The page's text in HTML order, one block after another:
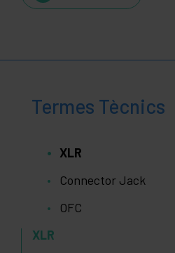
Termes Tècnics
XLR
Connector Jack
OFC
XLR